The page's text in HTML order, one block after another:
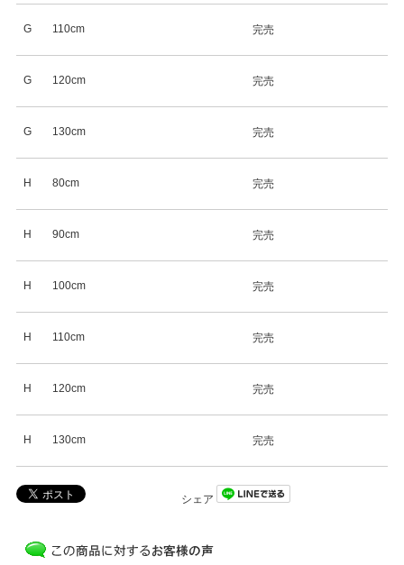
G 110cm 完売
G 120cm 完売
G 130cm 完売
H 80cm 完売
H 90cm 完売
H 100cm 完売
H 110cm 完売
H 120cm 完売
H 130cm 完売
シェア